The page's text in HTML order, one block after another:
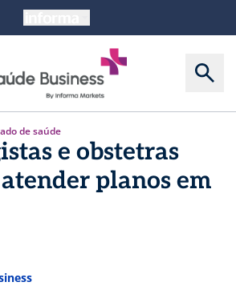
de saúde
e obstetras
planos em